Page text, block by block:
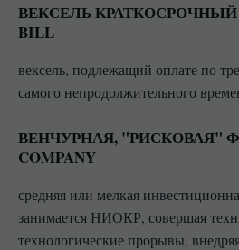
ВЕКСЕЛЬ КРАТКОСРОЧНЫЙ /
BILL
вексель, подлежащий оплате по
самого непродолжительного
ВЕНЧУРНАЯ, "РИСКОВАЯ"
COMPANY
средняя или мелкая
занимается НИОКР, совершая
технологические прорывы,